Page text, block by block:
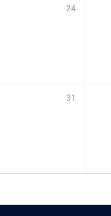
24
31